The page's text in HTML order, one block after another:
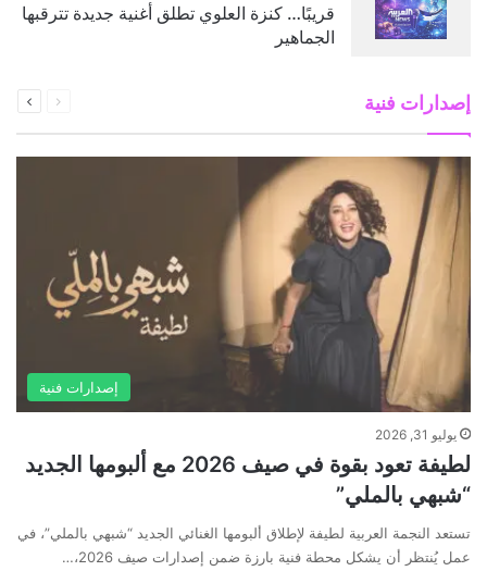
قريبًا… كنزة العلوي تطلق أغنية جديدة تترقبها
الجماهير
إصدارات فنية
الصفحة
إصدارات فنية
يوليو 31, 2026
لطيفة تعود بقوة في صيف 2026 مع ألبومها الجديد
“شبهي بالملي”
تستعد النجمة العربية لطيفة لإطلاق ألبومها الغنائي الجديد “شبهي بالملي”، في
عمل يُنتظر أن يشكل محطة فنية بارزة ضمن إصدارات صيف 2026،…